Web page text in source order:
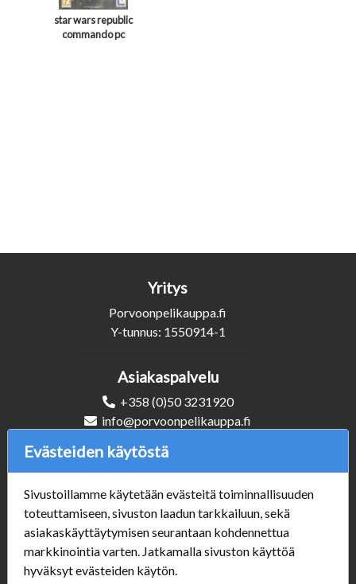
star wars republic
commando pc
Yritys
Porvoonpelikauppa.fi
Y-tunnus: 1550914-1
Asiakaspalvelu
+358 (0)50 3231920
info@porvoonpelikauppa.fi
Verkkokauppa
#Yhteiskuntavastuu
Evästeiden käytöstä
Sivustoillamme käytetään evästeitä toiminnallisuuden
toteuttamiseen, sivuston laadun tarkkailuun, sekä
asiakaskäyttäytymisen seurantaan kohdennettua
markkinointia varten. Jatkamalla sivuston käyttöä
hyväksyt evästeiden käytön.